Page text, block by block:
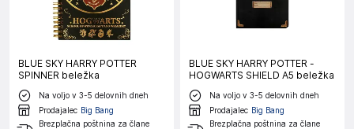
BLUE SKY HARRY POTTER
SPINNER beležka
Na voljo v 3-5 delovnih dneh
Prodajalec Big Bang
Brezplačna poštnina za člane
BLUE SKY HARRY POTTER -
HOGWARTS SHIELD A5 beležka
Na voljo v 3-5 delovnih dneh
Prodajalec Big Bang
Brezplačna poštnina za člane